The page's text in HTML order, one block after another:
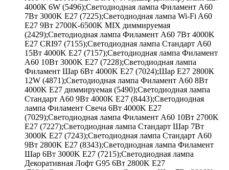
4000К 6W (5496);Светодиодная лампа Филамент A60
7Вт 3000K E27 (7225);Светодиодная лампа Wi-Fi A60
E27 9Вт 2700K-6500K MIX диммируемая
(2429);Светодиодная лампа Филамент A60 7Вт 4000K
E27 CRI97 (7155);Светодиодная лампа Стандарт A60
15Вт 4000K E27 (7157);Светодиодная лампа Филамент
A60 10Вт 3000K E27 (7228);Светодиодная лампа
Филамент Шар 6Вт 4000K E27 (7024);Шар Е27 2800К
12W (4871);Светодиодная лампа Филамент A60 8Вт
4000K E27 диммируемая (5490);Светодиодная лампа
Стандарт A60 9Вт 4000K E27 (8443);Светодиодная
лампа Филамент Свеча 6Вт 4000K E27
(7029);Светодиодная лампа Филамент A60 10Вт 2700K
E27 (7227);Светодиодная лампа Стандарт Шар 7Вт
3000K E27 (7243);Светодиодная лампа Стандарт A60
9Вт 2800K E27 (8343);Светодиодная лампа Филамент
Шар 6Вт 3000K E27 (7215);Светодиодная лампа
Декоративная Лофт G95 6Вт 2800K E27